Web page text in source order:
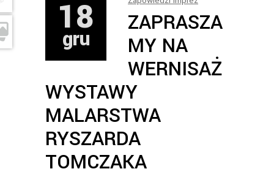
18
gru
ZAPRASZA
MY NA
WERNISAŻ
WYSTAWY
MALARSTWA
RYSZARDA
TOMCZAKA